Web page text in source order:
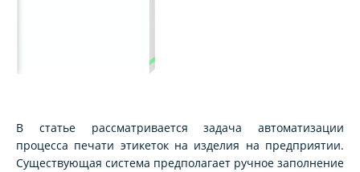
В статье рассматривается задача автоматизации
процесса печати этикеток на изделия на предприятии.
Существующая система предполагает ручное заполнение